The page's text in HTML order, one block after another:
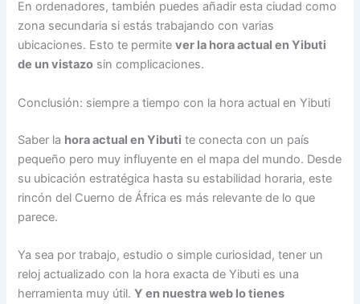
En ordenadores, también puedes añadir esta ciudad como
zona secundaria si estás trabajando con varias
ubicaciones. Esto te permitever la hora actual en Yibuti
de un vistazo sin complicaciones.
Conclusión: siempre a tiempo con la hora actual en Yibuti
Saber la hora actual en Yibuti te conecta con un país
pequeño pero muy influyente en el mapa del mundo. Desde
su ubicación estratégica hasta su estabilidad horaria, este
rincón del Cuerno de África es más relevante de lo que
parece.
Ya sea por trabajo, estudio o simple curiosidad, tener un
reloj actualizado con la hora exacta de Yibuti es una
herramienta muy útil.Y en nuestra web lo tienes